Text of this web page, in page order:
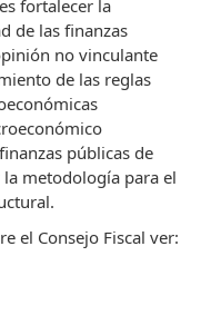
fortalecer la
de las finanzas
no vinculante
de las reglas
públicas de
metodología para el
el Consejo Fiscal ver: